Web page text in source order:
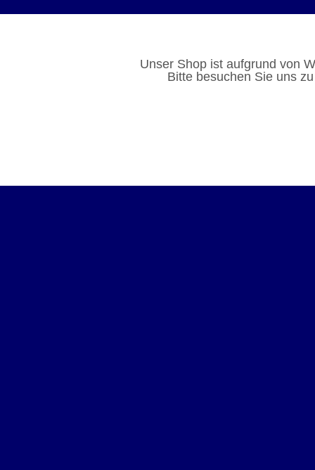
Unser Shop ist aufgrund von
Bitte besuchen Sie uns